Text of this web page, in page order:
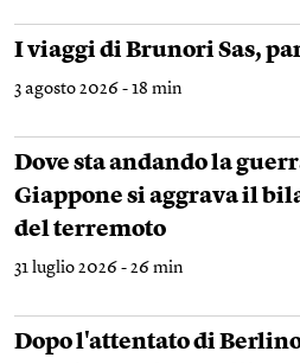
I viaggi di Brunori Sas,
3 agosto 2026 - 18 min
Dove sta andando la
Giappone si aggrava il
del terremoto
31 luglio 2026 - 26 min
Dopo l'attentato di